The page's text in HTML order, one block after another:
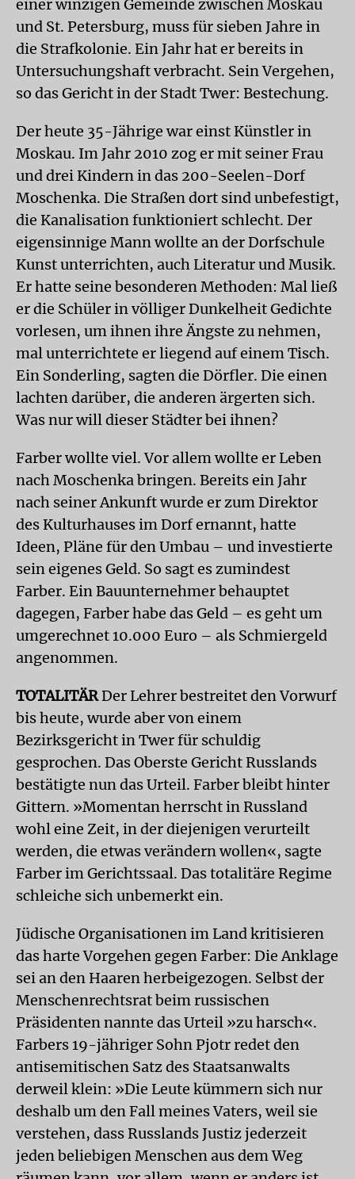
einer winzigen Gemeinde zwischen Moskau
und St. Petersburg, muss für sieben Jahre in
die Strafkolonie. Ein Jahr hat er bereits in
Untersuchungshaft verbracht. Sein Vergehen,
so das Gericht in der Stadt Twer: Bestechung.
Der heute 35-Jährige war einst Künstler in
Moskau. Im Jahr 2010 zog er mit seiner Frau
und drei Kindern in das 200-Seelen-Dorf
Moschenka. Die Straßen dort sind unbefestigt,
die Kanalisation funktioniert schlecht. Der
eigensinnige Mann wollte an der Dorfschule
Kunst unterrichten, auch Literatur und Musik.
Er hatte seine besonderen Methoden: Mal ließ
er die Schüler in völliger Dunkelheit Gedichte
vorlesen, um ihnen ihre Ängste zu nehmen,
mal unterrichtete er liegend auf einem Tisch.
Ein Sonderling, sagten die Dörfler. Die einen
lachten darüber, die anderen ärgerten sich.
Was nur will dieser Städter bei ihnen?
Farber wollte viel. Vor allem wollte er Leben
nach Moschenka bringen. Bereits ein Jahr
nach seiner Ankunft wurde er zum Direktor
des Kulturhauses im Dorf ernannt, hatte
Ideen, Pläne für den Umbau – und investierte
sein eigenes Geld. So sagt es zumindest
Farber. Ein Bauunternehmer behauptet
dagegen, Farber habe das Geld – es geht um
umgerechnet 10.000 Euro – als Schmiergeld
angenommen.
TOTALITÄRDer Lehrer bestreitet den Vorwurf
bis heute, wurde aber von einem
Bezirksgericht in Twer für schuldig
gesprochen. Das Oberste Gericht Russlands
bestätigte nun das Urteil. Farber bleibt hinter
Gittern. »Momentan herrscht in Russland
wohl eine Zeit, in der diejenigen verurteilt
werden, die etwas verändern wollen«, sagte
Farber im Gerichtssaal. Das totalitäre Regime
schleiche sich unbemerkt ein.
Jüdische Organisationen im Land kritisieren
das harte Vorgehen gegen Farber: Die Anklage
sei an den Haaren herbeigezogen. Selbst der
Menschenrechtsrat beim russischen
Präsidenten nannte das Urteil »zu harsch«.
Farbers 19-jähriger Sohn Pjotr redet den
antisemitischen Satz des Staatsanwalts
derweil klein: »Die Leute kümmern sich nur
deshalb um den Fall meines Vaters, weil sie
verstehen, dass Russlands Justiz jederzeit
jeden beliebigen Menschen aus dem Weg